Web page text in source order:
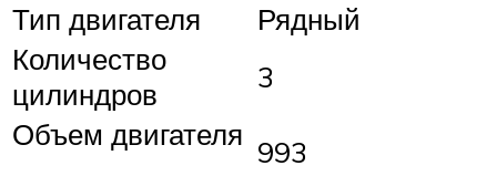
Тип двигателя
Рядный
Количество
цилиндров
3
Объем двигателя 993